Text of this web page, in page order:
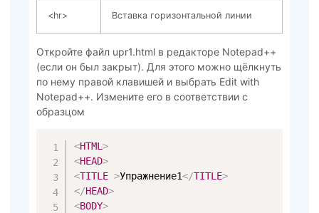
<hr> Вставка горизонтальной линии
Откройте файл upr1.html в редакторе Notepad++
(если он был закрыт). Для этого можно щёлкнуть
по нему правой клавишей и выбрать Edit with
Notepad++. Измените его в соответствии с
образцом
<HTML>
<HEAD>
<TITLE >Упражнение1</TITLE>
</HEAD>
<BODY>